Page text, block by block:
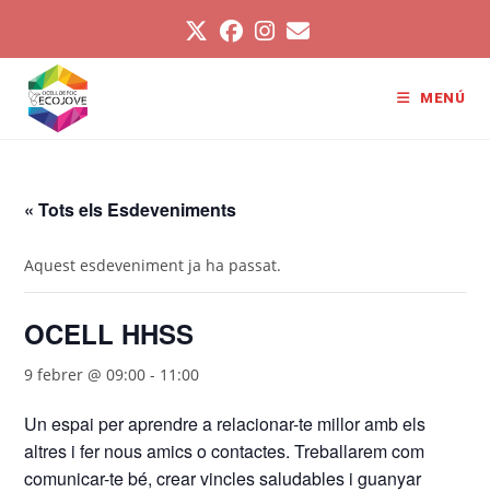
contingut
MENÚ
« Tots els Esdeveniments
Aquest esdeveniment ja ha passat.
OCELL HHSS
9 febrer @ 09:00 - 11:00
Un espai per aprendre a relacionar-te millor amb els
altres i fer nous amics o contactes. Treballarem com
comunicar-te bé, crear vincles saludables i guanyar